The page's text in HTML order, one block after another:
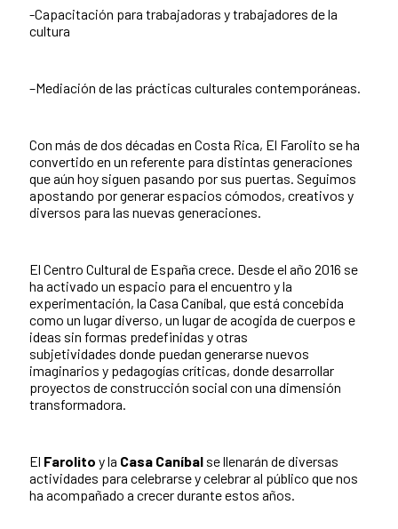
-Capacitación para trabajadoras y trabajadores de la
cultura
–Mediación de las prácticas culturales contemporáneas.
Con más de dos décadas en Costa Rica, El Farolito se ha
convertido en un referente para distintas generaciones
que aún hoy siguen pasando por sus puertas. Seguimos
apostando por generar espacios cómodos, creativos y
diversos para las nuevas generaciones.
El Centro Cultural de España crece. Desde el año 2016 se
ha activado un espacio para el encuentro y la
experimentación, la Casa Caníbal, que está concebida
como un lugar diverso, un lugar de acogida de cuerpos e
ideas sin formas predefinidas y otras
subjetividades donde puedan generarse nuevos
imaginarios y pedagogías críticas, donde desarrollar
proyectos de construcción social con una dimensión
transformadora.
El Farolito y la Casa Caníbal se llenarán de diversas
actividades para celebrarse y celebrar al público que nos
ha acompañado a crecer durante estos años.